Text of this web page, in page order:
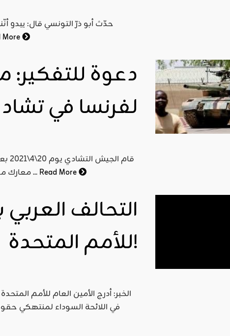
حدّث أبو ذرّ التونسي قال: يبدو
More
دعوة
لفرنسا في
معارك مع متمردين في شمال البلاد قادمين من جنوب ليبيا وأعلن ...Read More
التحالف العربي
للأمم المتحدة!
الخبر: أدرج الأمين العام للأمم
في اللائحة السوداء لمنتهكي